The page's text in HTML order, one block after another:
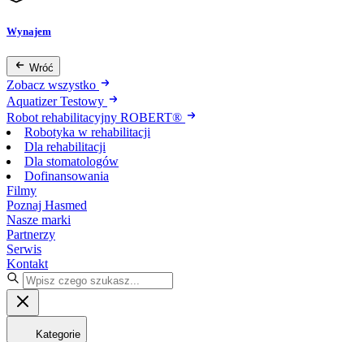
Wynajem
Wróć
Zobacz wszystko
Aquatizer Testowy
Robot rehabilitacyjny ROBERT®
Robotyka w rehabilitacji
Dla rehabilitacji
Dla stomatologów
Dofinansowania
Filmy
Poznaj Hasmed
Nasze marki
Partnerzy
Serwis
Kontakt
Kategorie